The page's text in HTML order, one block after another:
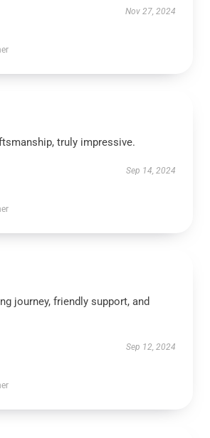
Nov 27, 2024
truly impressive.
Sep 14, 2024
journey, friendly support, and
Sep 12, 2024